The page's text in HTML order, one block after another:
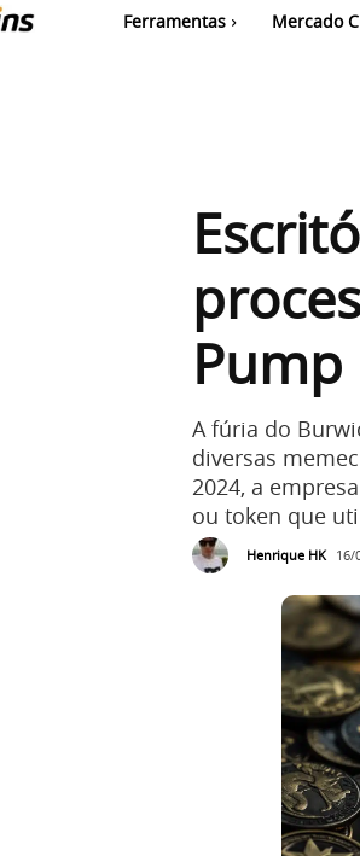
Ferramentas Mercado
Pump
A fúria do
diversas
2024, a
ou token que
Henrique HK 16/